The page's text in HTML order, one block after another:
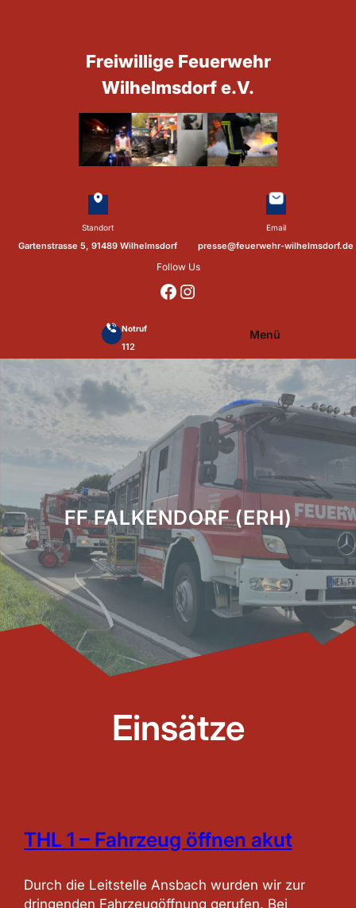
Standort
Gartenstrasse 5, 91489 Wilhelmsdorf
Freiwillige Feuerwehr
Wilhelmsdorf e.V.
Email
presse@feuerwehr-wilhelmsdorf.de
Follow Us
https://www.facebook.com/p/Feuerwehr-Wilhelmsdorf-Mfr-100041655560073/?locale=de_DE https://www.instagram.com/feuerwehr_wilhelmsdorf_mfr/
Notruf
112
Menü
FF FALKENDORF (ERH)
Einsätze
THL 1 – Fahrzeug öffnen akut
Durch die Leitstelle Ansbach wurden wir zur
dringenden Fahrzeugöffnung gerufen. Bei